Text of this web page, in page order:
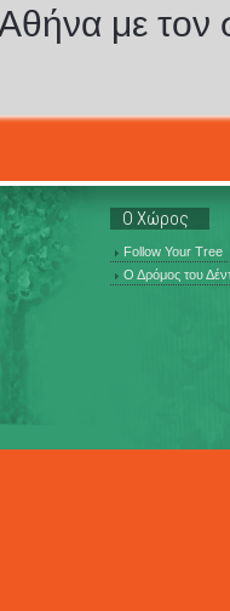
με τον
Ο Χώρος
Follow Your Tree
Ο Δρόμος του